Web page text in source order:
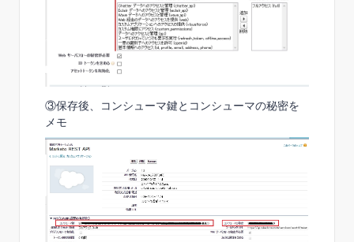
③保存後、コンシューマ鍵とコンシューマの秘密を
メモ